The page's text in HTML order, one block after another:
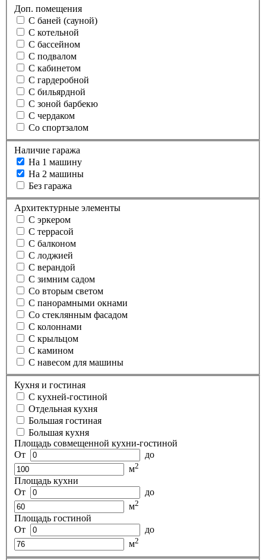
Доп. помещения
С баней (сауной)
С котельной
С бассейном
С подвалом
С кабинетом
С гардеробной
С бильярдной
С зоной барбекю
С чердаком
Со спортзалом
Наличие гаража
На 1 машину
На 2 машины
Без гаража
Архитектурные элементы
С эркером
С террасой
С балконом
С лоджией
С верандой
С зимним садом
Со вторым светом
С панорамными окнами
Со стеклянным фасадом
С колоннами
С крыльцом
С камином
С навесом для машины
Кухня и гостиная
С кухней-гостиной
Отдельная кухня
Большая гостиная
Большая кухня
Площадь совмещенной кухни-гостиной
От
до
м2
Площадь кухни
От
до
м2
Площадь гостиной
От
до
м2